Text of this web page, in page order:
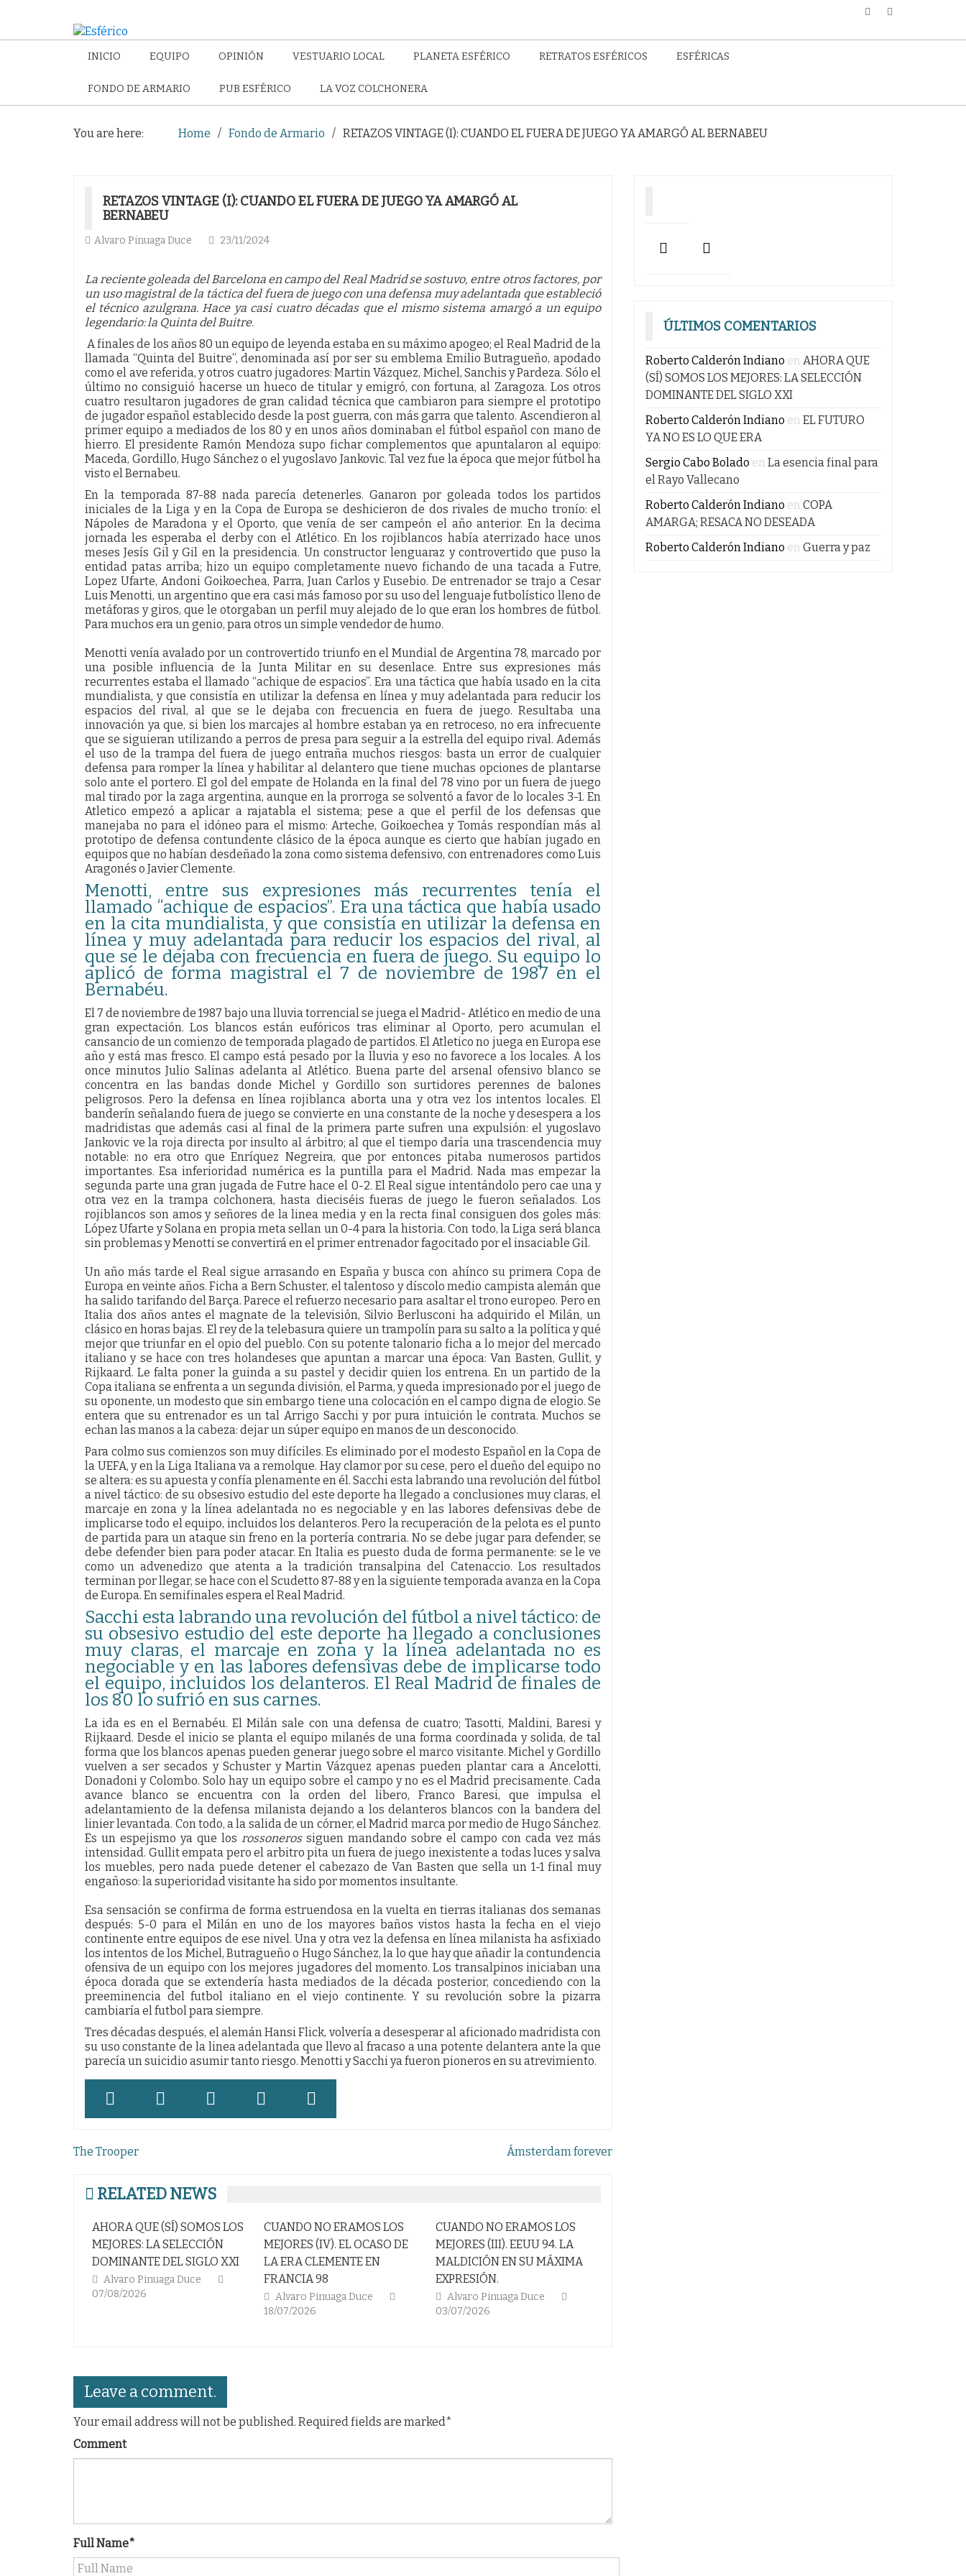
INICIO EQUIPO OPINIÓN VESTUARIO LOCAL PLANETA ESFÉRICO RETRATOS ESFÉRICOS ESFÉRICAS
FONDO DE ARMARIO PUB ESFÉRICO LA VOZ COLCHONERA
You are here: Home Fondo de Armario RETAZOS VINTAGE (I): CUANDO EL FUERA DE JUEGO YA AMARGÓ AL BERNABEU
RETAZOS VINTAGE (I): CUANDO EL FUERA DE JUEGO YA AMARGÓ AL
BERNABEU
Alvaro Pinuaga Duce 23/11/2024
La reciente goleada del Barcelona en campo del Real Madrid se sostuvo, entre otros factores, por
un uso magistral de la táctica del fuera de juego con una defensa muy adelantada que estableció
el técnico azulgrana. Hace ya casi cuatro décadas que el mismo sistema amargó a un equipo
legendario: la Quinta del Buitre.
A finales de los años 80 un equipo de leyenda estaba en su máximo apogeo; el Real Madrid de la
llamada “Quinta del Buitre”, denominada así por ser su emblema Emilio Butragueño, apodado
como el ave referida, y otros cuatro jugadores: Martin Vázquez, Michel, Sanchis y Pardeza. Sólo el
último no consiguió hacerse un hueco de titular y emigró, con fortuna, al Zaragoza. Los otros
cuatro resultaron jugadores de gran calidad técnica que cambiaron para siempre el prototipo
de jugador español establecido desde la post guerra, con más garra que talento. Ascendieron al
primer equipo a mediados de los 80 y en unos años dominaban el fútbol español con mano de
hierro. El presidente Ramón Mendoza supo fichar complementos que apuntalaron al equipo:
Maceda, Gordillo, Hugo Sánchez o el yugoslavo Jankovic. Tal vez fue la época que mejor fútbol ha
visto el Bernabeu.
En la temporada 87-88 nada parecía detenerles. Ganaron por goleada todos los partidos
iniciales de la Liga y en la Copa de Europa se deshicieron de dos rivales de mucho tronío: el
Nápoles de Maradona y el Oporto, que venía de ser campeón el año anterior. En la decima
jornada les esperaba el derby con el Atlético. En los rojiblancos había aterrizado hace unos
meses Jesís Gil y Gil en la presidencia. Un constructor lenguaraz y controvertido que puso la
entidad patas arriba; hizo un equipo completamente nuevo fichando de una tacada a Futre,
Lopez Ufarte, Andoni Goikoechea, Parra, Juan Carlos y Eusebio. De entrenador se trajo a Cesar
Luis Menotti, un argentino que era casi más famoso por su uso del lenguaje futbolístico lleno de
metáforas y giros, que le otorgaban un perfil muy alejado de lo que eran los hombres de fútbol.
Para muchos era un genio, para otros un simple vendedor de humo.
Menotti venía avalado por un controvertido triunfo en el Mundial de Argentina 78, marcado por
una posible influencia de la Junta Militar en su desenlace. Entre sus expresiones más
recurrentes estaba el llamado “achique de espacios”. Era una táctica que había usado en la cita
mundialista, y que consistía en utilizar la defensa en línea y muy adelantada para reducir los
espacios del rival, al que se le dejaba con frecuencia en fuera de juego. Resultaba una
innovación ya que, si bien los marcajes al hombre estaban ya en retroceso, no era infrecuente
que se siguieran utilizando a perros de presa para seguir a la estrella del equipo rival. Además
el uso de la trampa del fuera de juego entraña muchos riesgos: basta un error de cualquier
defensa para romper la línea y habilitar al delantero que tiene muchas opciones de plantarse
solo ante el portero. El gol del empate de Holanda en la final del 78 vino por un fuera de juego
mal tirado por la zaga argentina, aunque en la prorroga se solventó a favor de lo locales 3-1. En
Atletico empezó a aplicar a rajatabla el sistema; pese a que el perfil de los defensas que
manejaba no para el idóneo para el mismo: Arteche, Goikoechea y Tomás respondían más al
prototipo de defensa contundente clásico de la época aunque es cierto que habían jugado en
equipos que no habían desdeñado la zona como sistema defensivo, con entrenadores como Luis
Aragonés o Javier Clemente.
Menotti, entre sus expresiones más recurrentes tenía el
llamado “achique de espacios”. Era una táctica que había usado
en la cita mundialista, y que consistía en utilizar la defensa en
línea y muy adelantada para reducir los espacios del rival, al
que se le dejaba con frecuencia en fuera de juego. Su equipo lo
aplicó de forma magistral el 7 de noviembre de 1987 en el
Bernabéu.
El 7 de noviembre de 1987 bajo una lluvia torrencial se juega el Madrid- Atlético en medio de una
gran expectación. Los blancos están eufóricos tras eliminar al Oporto, pero acumulan el
cansancio de un comienzo de temporada plagado de partidos. El Atletico no juega en Europa ese
año y está mas fresco. El campo está pesado por la lluvia y eso no favorece a los locales. A los
once minutos Julio Salinas adelanta al Atlético. Buena parte del arsenal ofensivo blanco se
concentra en las bandas donde Michel y Gordillo son surtidores perennes de balones
peligrosos. Pero la defensa en línea rojiblanca aborta una y otra vez los intentos locales. El
banderín señalando fuera de juego se convierte en una constante de la noche y desespera a los
madridistas que además casi al final de la primera parte sufren una expulsión: el yugoslavo
Jankovic ve la roja directa por insulto al árbitro; al que el tiempo daría una trascendencia muy
notable: no era otro que Enríquez Negreira, que por entonces pitaba numerosos partidos
importantes. Esa inferioridad numérica es la puntilla para el Madrid. Nada mas empezar la
segunda parte una gran jugada de Futre hace el 0-2. El Real sigue intentándolo pero cae una y
otra vez en la trampa colchonera, hasta dieciséis fueras de juego le fueron señalados. Los
rojiblancos son amos y señores de la linea media y en la recta final consiguen dos goles más:
López Ufarte y Solana en propia meta sellan un 0-4 para la historia. Con todo, la Liga será blanca
sin problemas y Menotti se convertirá en el primer entrenador fagocitado por el insaciable Gil.
Un año más tarde el Real sigue arrasando en España y busca con ahínco su primera Copa de
Europa en veinte años. Ficha a Bern Schuster, el talentoso y díscolo medio campista alemán que
ha salido tarifando del Barça. Parece el refuerzo necesario para asaltar el trono europeo. Pero en
Italia dos años antes el magnate de la televisión, Silvio Berlusconi ha adquirido el Milán, un
clásico en horas bajas. El rey de la telebasura quiere un trampolín para su salto a la política y qué
mejor que triunfar en el opio del pueblo. Con su potente talonario ficha a lo mejor del mercado
italiano y se hace con tres holandeses que apuntan a marcar una época: Van Basten, Gullit, y
Rijkaard. Le falta poner la guinda a su pastel y decidir quien los entrena. En un partido de la
Copa italiana se enfrenta a un segunda división, el Parma, y queda impresionado por el juego de
su oponente, un modesto que sin embargo tiene una colocación en el campo digna de elogio. Se
entera que su entrenador es un tal Arrigo Sacchi y por pura intuición le contrata. Muchos se
echan las manos a la cabeza: dejar un súper equipo en manos de un desconocido.
Para colmo sus comienzos son muy difíciles. Es eliminado por el modesto Español en la Copa de
la UEFA, y en la Liga Italiana va a remolque. Hay clamor por su cese, pero el dueño del equipo no
se altera: es su apuesta y confía plenamente en él. Sacchi esta labrando una revolución del fútbol
a nivel táctico: de su obsesivo estudio del este deporte ha llegado a conclusiones muy claras, el
marcaje en zona y la línea adelantada no es negociable y en las labores defensivas debe de
implicarse todo el equipo, incluidos los delanteros. Pero la recuperación de la pelota es el punto
de partida para un ataque sin freno en la portería contraria. No se debe jugar para defender, se
debe defender bien para poder atacar. En Italia es puesto duda de forma permanente: se le ve
como un advenedizo que atenta a la tradición transalpina del Catenaccio. Los resultados
terminan por llegar, se hace con el Scudetto 87-88 y en la siguiente temporada avanza en la Copa
de Europa. En semifinales espera el Real Madrid.
Sacchi esta labrando una revolución del fútbol a nivel táctico: de
su obsesivo estudio del este deporte ha llegado a conclusiones
muy claras, el marcaje en zona y la línea adelantada no es
negociable y en las labores defensivas debe de implicarse todo
el equipo, incluidos los delanteros. El Real Madrid de finales de
los 80 lo sufrió en sus carnes.
La ida es en el Bernabéu. El Milán sale con una defensa de cuatro; Tasotti, Maldini, Baresi y
Rijkaard. Desde el inicio se planta el equipo milanés de una forma coordinada y solida, de tal
forma que los blancos apenas pueden generar juego sobre el marco visitante. Michel y Gordillo
vuelven a ser secados y Schuster y Martin Vázquez apenas pueden plantar cara a Ancelotti,
Donadoni y Colombo. Solo hay un equipo sobre el campo y no es el Madrid precisamente. Cada
avance blanco se encuentra con la orden del libero, Franco Baresi, que impulsa el
adelantamiento de la defensa milanista dejando a los delanteros blancos con la bandera del
linier levantada. Con todo, a la salida de un córner, el Madrid marca por medio de Hugo Sánchez.
Es un espejismo ya que los rossonerossiguen mandando sobre el campo con cada vez más
intensidad. Gullit empata pero el arbitro pita un fuera de juego inexistente a todas luces y salva
los muebles, pero nada puede detener el cabezazo de Van Basten que sella un 1-1 final muy
engañoso: la superioridad visitante ha sido por momentos insultante.
Esa sensación se confirma de forma estruendosa en la vuelta en tierras italianas dos semanas
después: 5-0 para el Milán en uno de los mayores baños vistos hasta la fecha en el viejo
continente entre equipos de ese nivel. Una y otra vez la defensa en línea milanista ha asfixiado
los intentos de los Michel, Butragueño o Hugo Sánchez, la lo que hay que añadir la contundencia
ofensiva de un equipo con los mejores jugadores del momento. Los transalpinos iniciaban una
época dorada que se extendería hasta mediados de la década posterior, concediendo con la
preeminencia del futbol italiano en el viejo continente. Y su revolución sobre la pizarra
cambiaría el futbol para siempre.
Tres décadas después, el alemán Hansi Flick, volvería a desesperar al aficionado madridista con
su uso constante de la linea adelantada que llevo al fracaso a una potente delantera ante la que
parecía un suicidio asumir tanto riesgo. Menotti y Sacchi ya fueron pioneros en su atrevimiento.
Navegación
entradas
The Trooper Ámsterdam forever
RELATED NEWS
AHORA QUE (SÍ) SOMOS LOS
MEJORES: LA SELECCIÓN
DOMINANTE DEL SIGLO XXI
Alvaro Pinuaga Duce
CUANDO NO ERAMOS LOS
MEJORES (IV). EL OCASO DE
LA ERA CLEMENTE EN
FRANCIA 98
Alvaro Pinuaga Duce
CUANDO NO ERAMOS LOS
MEJORES (III). EEUU 94. LA
MALDICIÓN EN SU MÁXIMA
Alvaro Pinuaga Duce
CUANDO NO ERAMOS LOS
MEJORES (II). ITALIA 90.
SUAREZ NO FUE PROFETA EN
Alvaro Pinuaga Duce
Leave a comment.
Your email address will not be published. Required fields are marked*
Comment
Full Name*
ÚLTIMOS COMENTARIOS
Roberto Calderón Indiano en AHORA QUE
(SÍ) SOMOS LOS MEJORES: LA SELECCIÓN
DOMINANTE DEL SIGLO XXI
Roberto Calderón Indiano en EL FUTURO
YA NO ES LO QUE ERA
Sergio Cabo Bolado en La esencia final para
el Rayo Vallecano
Roberto Calderón Indiano en COPA
AMARGA; RESACA NO DESEADA
Roberto Calderón Indiano en Guerra y paz